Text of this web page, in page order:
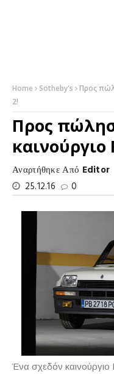
Home Sotheby's
Προς
2!
Προς
Αναρτήθηκε Από Editor
25.12.16
0
Ένα σχεδόν καινούργιο